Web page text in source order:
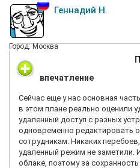
Геннадий Н.
Город: Москва
впечатление
Сейчас еще у нас основная
в этом плане реально оценили
удаленный доступ с разных
одновременно редактировать
сотрудникам. Никаких
удаленный режим не заметили.
облаке, поэтому за